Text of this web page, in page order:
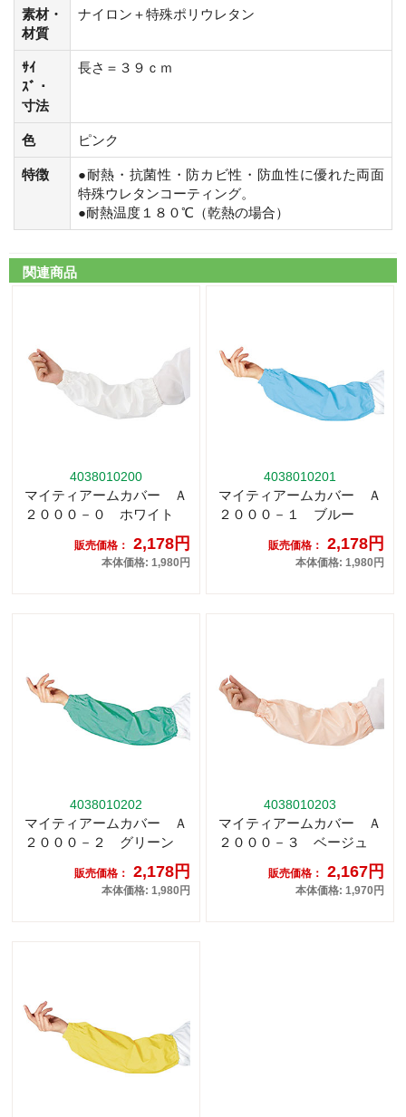
素材・
材質
ナイロン＋特殊ポリウレタン
ｻｲ
ｽﾞ・
寸法
長さ＝３９ｃｍ
色 ピンク
特徴
●耐熱・抗菌性・防カビ性・防血性に優れた両面
特殊ウレタンコーティング。
●耐熱温度１８０℃（乾熱の場合）
関連商品
4038010200
マイティアームカバー Ａ
２０００－０ ホワイト
販売価格： 2,178円
本体価格: 1,980円
4038010201
マイティアームカバー Ａ
２０００－１ ブルー
販売価格： 2,178円
本体価格: 1,980円
4038010202
マイティアームカバー Ａ
２０００－２ グリーン
販売価格： 2,178円
本体価格: 1,980円
4038010203
マイティアームカバー Ａ
２０００－３ ベージュ
販売価格： 2,167円
本体価格: 1,970円